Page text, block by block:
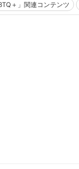
＋」関連コンテンツ